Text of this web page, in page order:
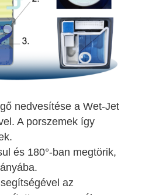
nedvesítése a Wet-Jet
A porszemek így
és 180°-ban megtörik,
az